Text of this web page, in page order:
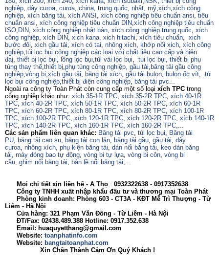
nghiệp, dây curoa, curoa, china, trung quốc, nhật, mỹ,xích,xích công
nghiệp, xích băng tải, xích ANSI , xích công nghiệp tiêu chuẩn ansi, tiêu
chuẩn ansi, xích công nghiệp tiêu chuẩn DIN,xích công nghiệp tiêu chuẩn
ISO, DIN, xích công nghiệp nhật bản, xích công nghiệp trung quốc, xích
công nghiệp, xích DIN, xich kana, xich hitachi, xích tiêu chuẩn, xich
bước đôi, xich gầu tải, xích có tai, nhông xích, khớp nối xich, xích công
nghiệp,túi lọc bụi công nghiệp các loại với chất liệu cao cấp và hiện
đaị, thiết bị lọc bụi, lồng lọc bụi,túi vải lọc bụi, túi lọc bụi, thiết bị phụ
tùng thay thế,thiết bị,phụ tùng công nghiệp, gầu tải, băng tải gầu công
nghiệp,vòng bi,xích gầu tải, băng tải xích, gầu tải bulon, bulon ốc vít, túi
lọc bụi công nghiệp,thiết bị điện công nghiệp, băng tải pvc...
Ngoài ra công ty Toàn Phát còn cung cấp một số loại xích TPC trong
công nghiệp khác như: xích 35-1R TPC, xích 35-2R TPC, xích 40-1R
TPC, xích 40-2R TPC, xích 50-1R TPC, xích 50-2R TPC, xích 60-1R
TPC, xích 60-2R TPC, xích 80-1R TPC, xích 80-2R TPC, xích 100-1R
TPC, xích 100-2R TPC, xích 120-1R TPC, xích 120-2R TPC, xích 140-1R
TPC, xích 140-2R TPC, xích 160-1R TPC, xích 160-2R TPC,...
Các sản phẩm liên quan khác: Băng tải pvc, túi lọc bụi, Băng tải
PU, băng tải cao su, băng tải con lăn, băng tải gầu, gầu tải, dây
curoa, nhông xích, phụ kiện băng tải, dán nối băng tải, keo dán băng
tải, máy đóng bao tự động, vòng bi tự lựa, vòng bi côn, vòng bi
cầu, ghim nối băng tải, bản lề nối băng tải,...
Mọi chi tiết xin liên hệ - A Thọ : 0932322638 - 0917352638
Công ty TNHH xuất nhập khẩu đầu tư và thương mại Toàn Phát
Phòng kinh doanh: Phòng 603 - CT3A - KĐT Mễ Trì Thượng - Từ
Liêm - Hà Nội
Cửa hàng: 321 Phạm Văn Đồng - Từ Liêm - Hà Nội
ĐT/Fax: 02438.489.388 Hotline: 0917.352.638
Email: huaquyetthang@gmail.com
Website: toanphatinfo.com
Website: bangtaitoanphat.com
Xin Chân Thành Cảm Ơn Quý Khách !